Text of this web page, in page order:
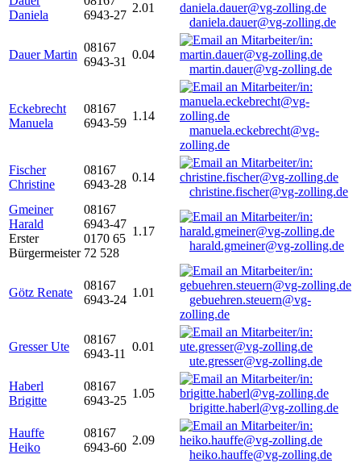
Daniela
6943-27
2.01
daniela.dauer@vg-zolling.de
Dauer Martin
08167
6943-31
0.04
martin.dauer@vg-zolling.de
Eckebrecht
Manuela
08167
6943-59
1.14
manuela.eckebrecht@vg-
zolling.de
Fischer
Christine
08167
6943-28
0.14
christine.fischer@vg-zolling.de
Gmeiner
Harald
Erster
Bürgermeister
08167
6943-47
0170 65
72 528
1.17
harald.gmeiner@vg-zolling.de
Götz Renate
08167
6943-24
1.01
gebuehren.steuern@vg-
zolling.de
Gresser Ute
08167
6943-11
0.01
ute.gresser@vg-zolling.de
Haberl
Brigitte
08167
6943-25
1.05
brigitte.haberl@vg-zolling.de
Hauffe
Heiko
08167
6943-60
2.09
heiko.hauffe@vg-zolling.de